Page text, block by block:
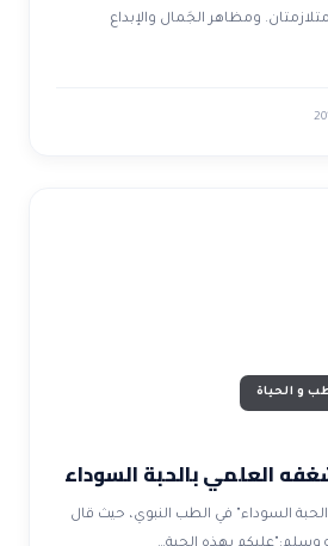
ومظاهر الجَمال والإبداع
و الحياة
العلمي بالحبة السوداء
السوداء" في الطب النبوي، حيث قال